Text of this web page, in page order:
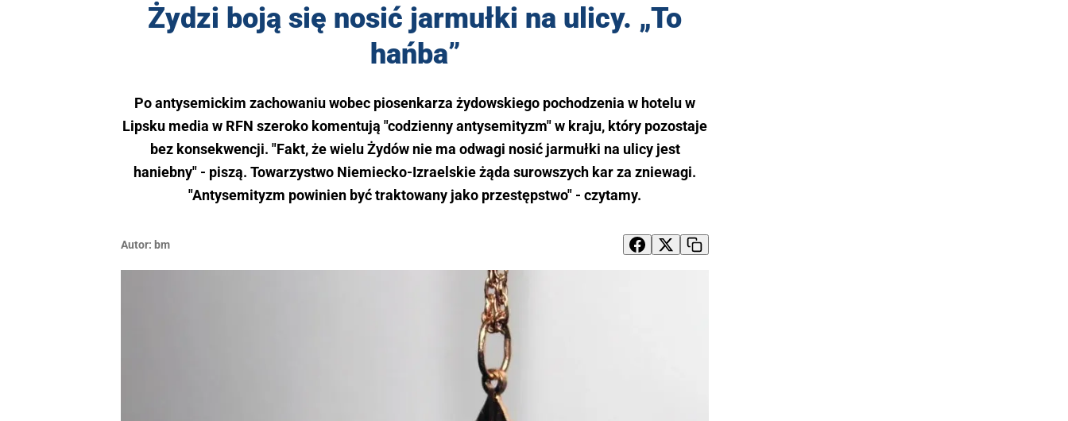
Żydzi boją się nosić jarmułki na ulicy. „To
hańba”
Po antysemickim zachowaniu wobec piosenkarza żydowskiego pochodzenia w hotelu w
Lipsku media w RFN szeroko komentują "codzienny antysemityzm" w kraju, który pozostaje
bez konsekwencji. "Fakt, że wielu Żydów nie ma odwagi nosić jarmułki na ulicy jest
haniebny" - piszą. Towarzystwo Niemiecko-Izraelskie żąda surowszych kar za zniewagi.
"Antysemityzm powinien być traktowany jako przestępstwo" - czytamy.
Autor: bm